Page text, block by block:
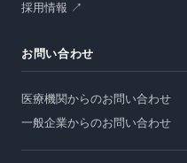
採用情報 ↗
お問い合わせ
医療機関からのお問い合わせ
一般企業からのお問い合わせ